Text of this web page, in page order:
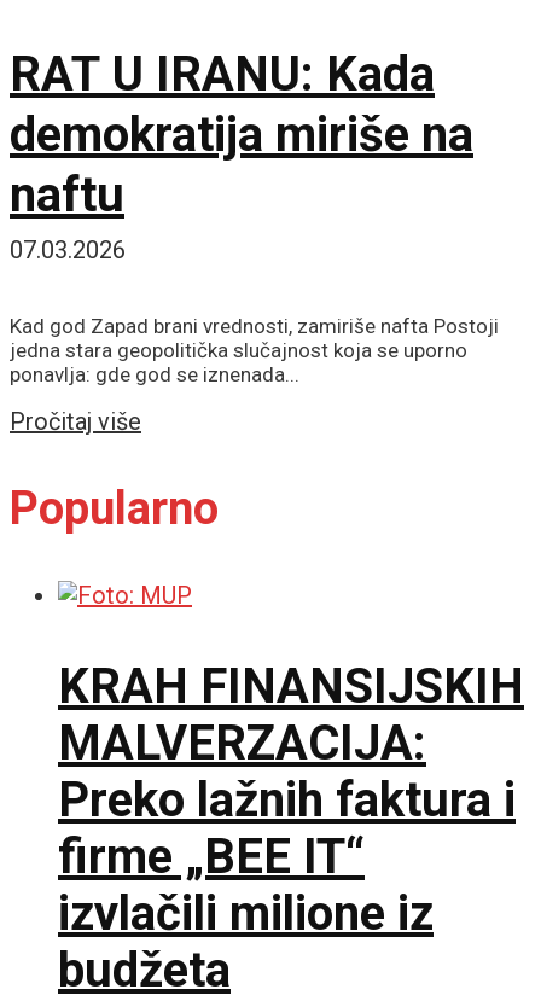
RAT U IRANU: Kada
demokratija miriše na
naftu
07.03.2026
Kad god Zapad brani vrednosti, zamiriše nafta Postoji
jedna stara geopolitička slučajnost koja se uporno
ponavlja: gde god se iznenada...
Pročitaj više
Popularno
KRAH FINANSIJSKIH
MALVERZACIJA:
Preko lažnih faktura i
firme „BEE IT“
izvlačili milione iz
budžeta